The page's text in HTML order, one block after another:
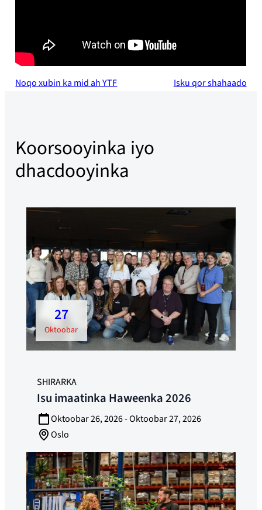
Noqo xubin ka mid ah YTF Isku qor shahaado
Koorsooyinka iyo
dhacdooyinka
27
oktoobar
SHIRARKA
Isu imaatinka Haweenka 2026
Oktoobar 26, 2026 - Oktoobar 27, 2026
Oslo